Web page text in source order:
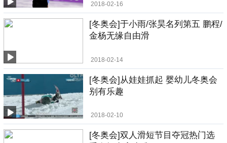
2018-02-16
[冬奥会]于小雨/张昊名列第五 鹏程/
金杨无缘自由滑
2018-02-14
[冬奥会]从娃娃抓起 婴幼儿冬奥会
别有乐趣
2018-02-10
[冬奥会]双人滑短节目夺冠热门选